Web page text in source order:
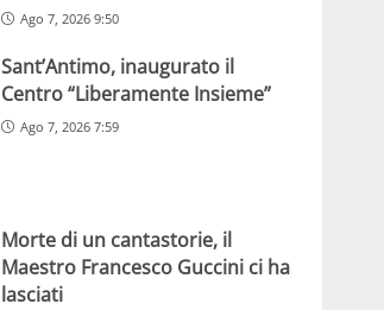
Ago 7, 2026 9:50
Sant’Antimo, inaugurato il
Centro “Liberamente Insieme”
Ago 7, 2026 7:59
Morte di un cantastorie, il
Maestro Francesco Guccini ci ha
lasciati